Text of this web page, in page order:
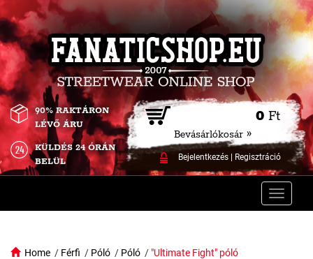
0 Ft
Bevásárlókosár »
Bejelentkezés| Regisztráció
90% RAKTÁRON
LÉVŐ ÁRU
KÜLDÉS 24 ÓRÁN
BELÜL
Toggle
Home / Férfi / Póló / Póló / "Ultimate Fight" póló